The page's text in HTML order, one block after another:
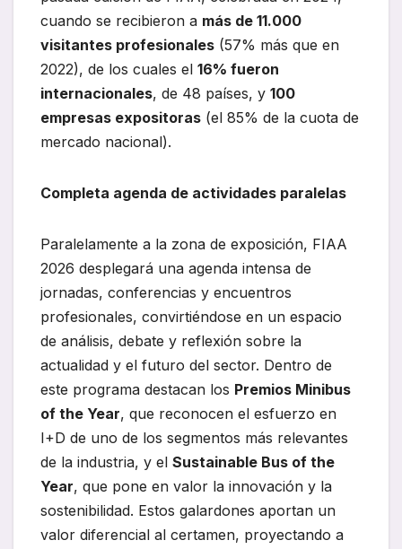
cuando se recibieron a más de 11.000
visitantes profesionales (57% más que en
2022), de los cuales el 16% fueron
internacionales, de 48 países, y 100
empresas expositoras (el 85% de la cuota de
mercado nacional).
Completa agenda de actividades paralelas
Paralelamente a la zona de exposición, FIAA
2026 desplegará una agenda intensa de
jornadas, conferencias y encuentros
profesionales, convirtiéndose en un espacio
de análisis, debate y reflexión sobre la
actualidad y el futuro del sector. Dentro de
este programa destacan los Premios Minibus
of the Year, que reconocen el esfuerzo en
I+D de uno de los segmentos más relevantes
de la industria, y el Sustainable Bus of the
Year, que pone en valor la innovación y la
sostenibilidad. Estos galardones aportan un
valor diferencial al certamen, proyectando a